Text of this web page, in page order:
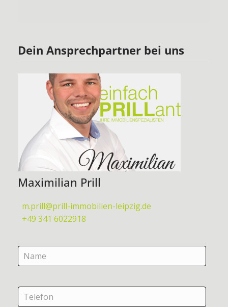
Dein Ansprechpartner bei uns
Maximilian Prill
m.prill@prill-immobilien-leipzig.de
+49 341 6022918